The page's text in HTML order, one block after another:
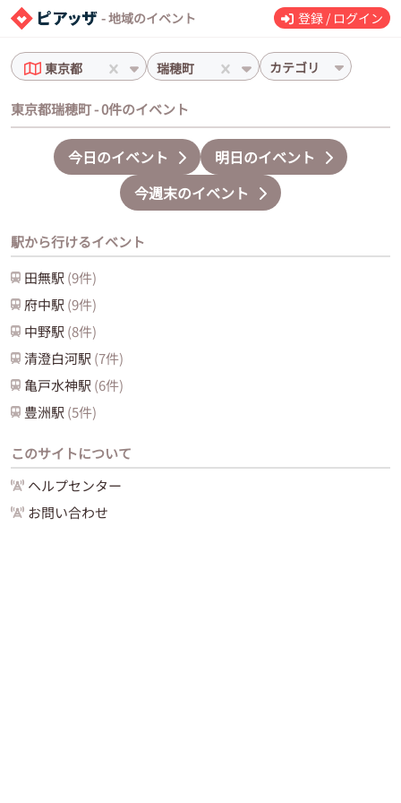
- 地域のイベント 登録 / ログイン
東京都 瑞穂町 カテゴリ
東京都瑞穂町 - 0件のイベント
今日のイベント
明日のイベント
今週末のイベント
駅から行けるイベント
田無駅 (9件)
府中駅 (9件)
中野駅 (8件)
清澄白河駅 (7件)
亀戸水神駅 (6件)
豊洲駅 (5件)
このサイトについて
ヘルプセンター
お問い合わせ